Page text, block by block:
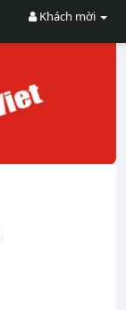
Khách mời